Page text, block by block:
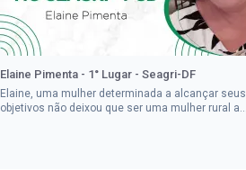
Elaine Pimenta - 1° Lugar - Seagri-DF
Elaine, uma mulher determinada a alcançar seus
objetivos não deixou que ser uma mulher rural a